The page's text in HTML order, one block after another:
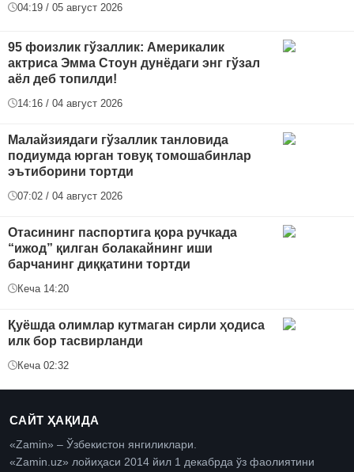
04:19 / 05 август 2026
95 фоизлик гўзаллик: Америкалик
актриса Эмма Стоун дунёдаги энг гўзал
аёл деб топилди!
14:16 / 04 август 2026
Малайзиядаги гўзаллик танловида
подиумда юрган товуқ томошабинлар
эътиборини тортди
07:02 / 04 август 2026
Отасининг паспортига қора ручкада
“ижод” қилган болакайнинг иши
барчанинг диққатини тортди
Кеча 14:20
Қуёшда олимлар кутмаган сирли ҳодиса
илк бор тасвирланди
Кеча 02:32
САЙТ ҲАҚИДА
«Zamin» – Ўзбекистон янгиликлари.
«Zamin.uz» лойиҳаси 2014 йил 1 декабрда ўз фаолиятини